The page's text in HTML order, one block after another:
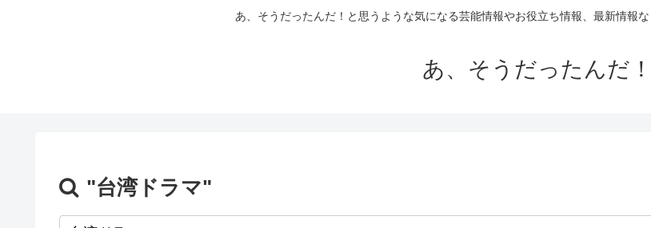
あ、そうだったんだ！と思うような気になる芸能情報やお役立ち情報、最新情報
あ、そうだったんだ！
"台湾ドラマ"